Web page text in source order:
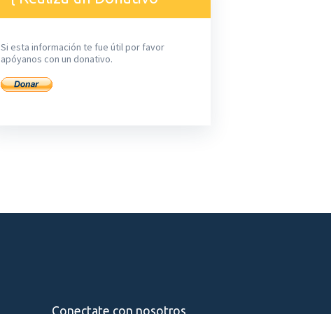
Si esta información te fue útil por favor
apóyanos con un donativo.
Conectate con nosotros